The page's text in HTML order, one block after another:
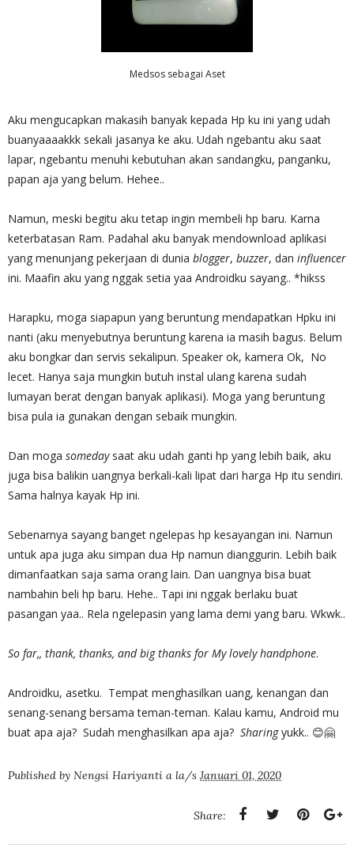
Medsos sebagai Aset
Aku mengucapkan makasih banyak kepada Hp ku ini yang udah
buanyaaaakkk sekali jasanya ke aku. Udah ngebantu aku saat
lapar, ngebantu menuhi kebutuhan akan sandangku, panganku,
papan aja yang belum. Hehee..
Namun, meski begitu aku tetap ingin membeli hp baru. Karna
keterbatasan Ram. Padahal aku banyak mendownload aplikasi
yang menunjang pekerjaan di dunia blogger, buzzer, dan influencer
ini. Maafin aku yang nggak setia yaa Androidku sayang.. *hikss
Harapku, moga siapapun yang beruntung mendapatkan Hpku ini
nanti (aku menyebutnya beruntung karena ia masih bagus. Belum
aku bongkar dan servis sekalipun. Speaker ok, kamera Ok, No
lecet. Hanya saja mungkin butuh instal ulang karena sudah
lumayan berat dengan banyak aplikasi). Moga yang beruntung
bisa pula ia gunakan dengan sebaik mungkin.
Dan moga somedaysaat aku udah ganti hp yang lebih baik, aku
juga bisa balikin uangnya berkali-kali lipat dari harga Hp itu sendiri.
Sama halnya kayak Hp ini.
Sebenarnya sayang banget ngelepas hp kesayangan ini. Namun
untuk apa juga aku simpan dua Hp namun dianggurin. Lebih baik
dimanfaatkan saja sama orang lain. Dan uangnya bisa buat
nambahin beli hp baru. Hehe.. Tapi ini nggak berlaku buat
pasangan yaa.. Rela ngelepasin yang lama demi yang baru. Wkwk..
So far,, thank, thanks, and big thanks for My lovely handphone.
Androidku, asetku. Tempat menghasilkan uang, kenangan dan
senang-senang bersama teman-teman. Kalau kamu, Android mu
buat apa aja? Sudah menghasilkan apa aja? Sharingyukk.. 😊🤗
Published by Nengsi Hariyanti a la/s Januari 01, 2020
Share: